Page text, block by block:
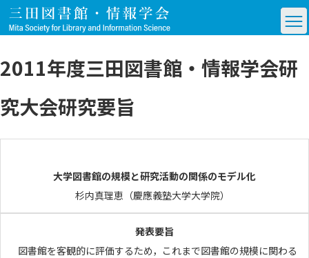
2011年度三田図書館・情報学会研
究大会研究要旨
大学図書館の規模と研究活動の関係のモデル化
杉内真理恵（慶應義塾大学大学院）
発表要旨
図書館を客観的に評価するため，これまで図書館の規模に関わる